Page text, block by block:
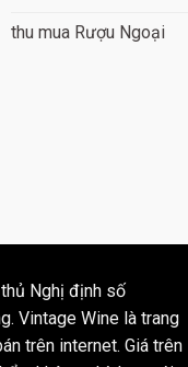
thu mua Rượu Ngoại
thủ Nghị định số
Vintage Wine là trang
trên internet. Giá trên